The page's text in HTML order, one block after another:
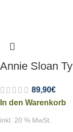
Annie Sloan
89,90€
In den Warenkorb
inkl. 20 % MwSt.